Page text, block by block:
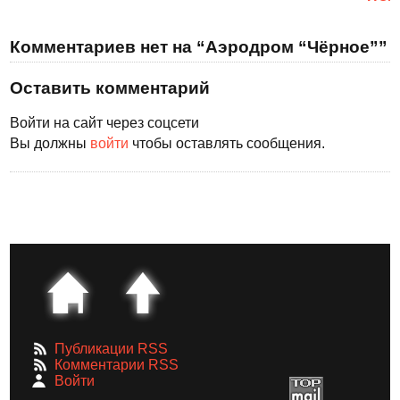
Комментариев нет на “Аэродром “Чёрное””
Оставить комментарий
Войти на сайт через соцсети
Вы должны войти чтобы оставлять сообщения.
Публикации RSS
Комментарии RSS
Войти